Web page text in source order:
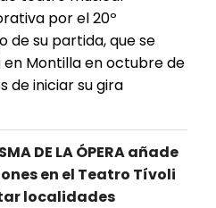
por el 20º
de su partida, que se
Montilla en octubre de
de iniciar su gira
DE LA ÓPERA añade
en el Teatro Tívoli
localidades